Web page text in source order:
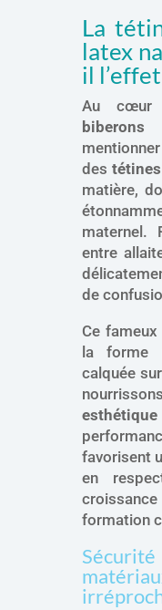
La
latex
il
Au cœur
biberons
des
matière,
maternel.
entre
de
Ce fameux
la forme
calquée
favorisent
en
formation